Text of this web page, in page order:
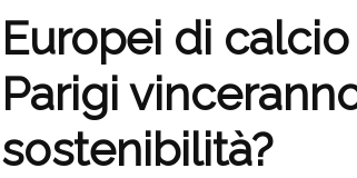
Europei di
Parigi
sostenibilità?